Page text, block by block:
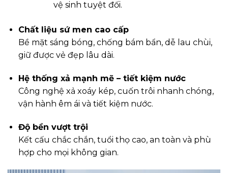
vệ sinh tuyệt đối.
Chất liệu sứ men cao cấp
Bề mặt sáng bóng, chống bám bẩn, dễ lau chùi,
giữ được vẻ đẹp lâu dài.
Hệ thống xả mạnh mẽ – tiết kiệm nước
Công nghệ xả xoáy kép, cuốn trôi nhanh chóng,
vận hành êm ái và tiết kiệm nước.
Độ bền vượt trội
Kết cấu chắc chắn, tuổi thọ cao, an toàn và phù
hợp cho mọi không gian.